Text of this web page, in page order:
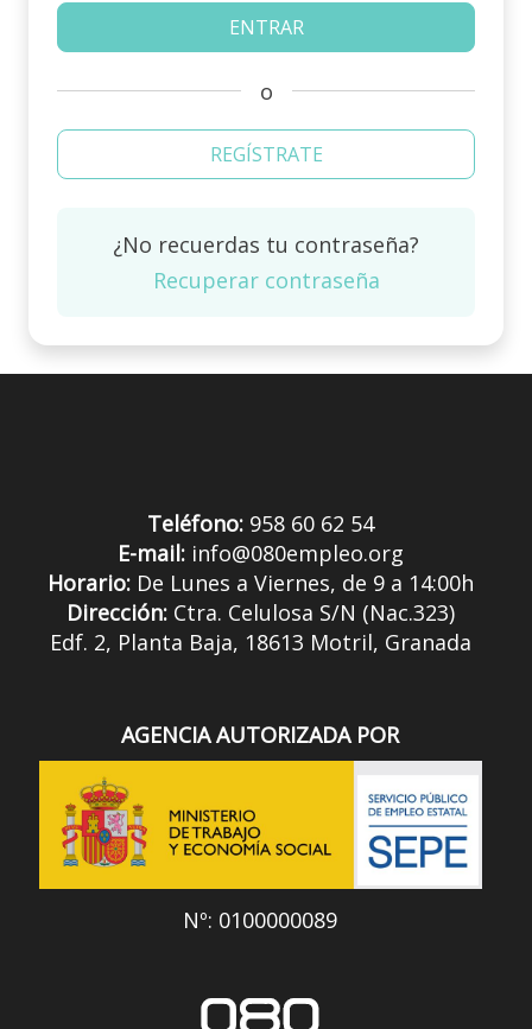
o
REGÍSTRATE
¿No recuerdas tu contraseña?
Recuperar contraseña
Teléfono:958 60 62 54
E-mail:info@080empleo.org
Horario:De Lunes a Viernes, de 9 a 14:00h
Dirección:Ctra. Celulosa S/N (Nac.323)
Edf. 2, Planta Baja, 18613 Motril, Granada
AGENCIA AUTORIZADA POR
Nº: 0100000089